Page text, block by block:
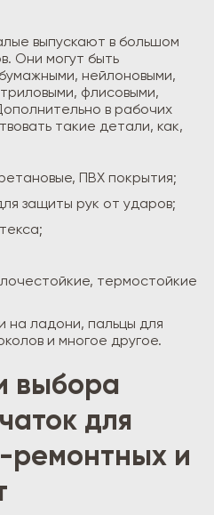
выпускают в большом
Они могут быть
нейлоновыми,
флисовыми,
в рабочих
такие детали, как,
ПВХ покрытия;
защиты рук от ударов;
термостойкие
на ладони, пальцы для
и многое другое.
выбора
для
ремонтных и